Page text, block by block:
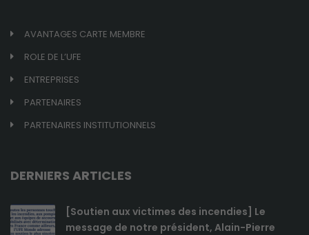
AVANTAGES CARTE MEMBRE
ROLE DE L’UFE
ENTREPRISES
PARTENAIRES
PARTENAIRES INSTITUTIONNELS
DERNIERS ARTICLES
[Soutien aux victimes des incendies] Le
message de notre président, Alain-Pierre